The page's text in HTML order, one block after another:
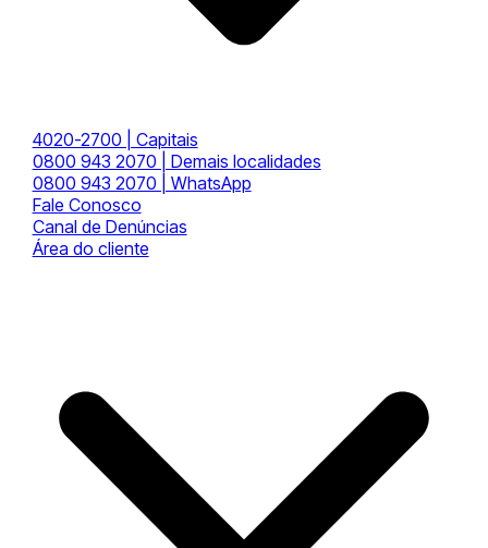
4020-2700 | Capitais
0800 943 2070 | Demais localidades
0800 943 2070 | WhatsApp
Fale Conosco
Canal de Denúncias
Área do cliente